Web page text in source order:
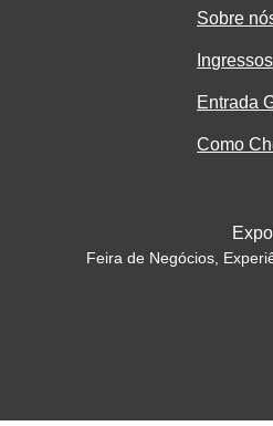
Sobre
Ingressos
Entrada
Como
Feira de Negócios,